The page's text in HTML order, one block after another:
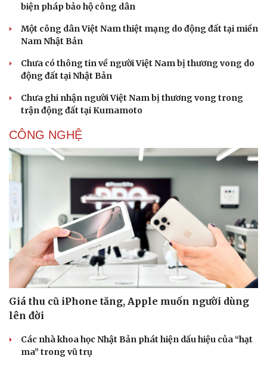
biện pháp bảo hộ công dân
Một công dân Việt Nam thiệt mạng do động đất tại miền
Nam Nhật Bản
Chưa có thông tin về người Việt Nam bị thương vong do
động đất tại Nhật Bản
Chưa ghi nhận người Việt Nam bị thương vong trong
trận động đất tại Kumamoto
CÔNG NGHỆ
Giá thu cũ iPhone tăng, Apple muốn người dùng
lên đời
Các nhà khoa học Nhật Bản phát hiện dấu hiệu của “hạt
ma” trong vũ trụ